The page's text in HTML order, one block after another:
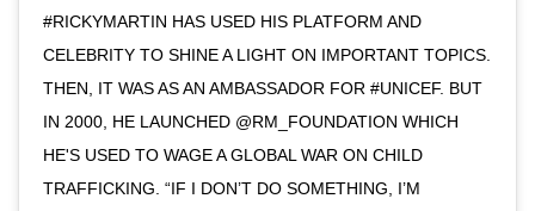
#RICKYMARTIN HAS USED HIS PLATFORM AND
CELEBRITY TO SHINE A LIGHT ON IMPORTANT TOPICS.
THEN, IT WAS AS AN AMBASSADOR FOR #UNICEF. BUT
IN 2000, HE LAUNCHED @RM_FOUNDATION WHICH
HE'S USED TO WAGE A GLOBAL WAR ON CHILD
TRAFFICKING. “IF I DON’T DO SOMETHING, I’M